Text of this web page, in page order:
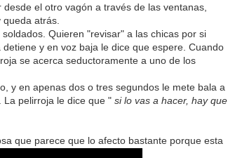
el otro vagón a través de las ventanas,
atrás.
Quieren "revisar" a las chicas por si
y en voz baja le dice que espere. Cuando
se acerca seductoramente a uno de los
y en apenas dos o tres segundos le mete bala a
La pelirroja le dice que "si lo vas a hacer, hay que
que parece que lo afecto bastante porque esta